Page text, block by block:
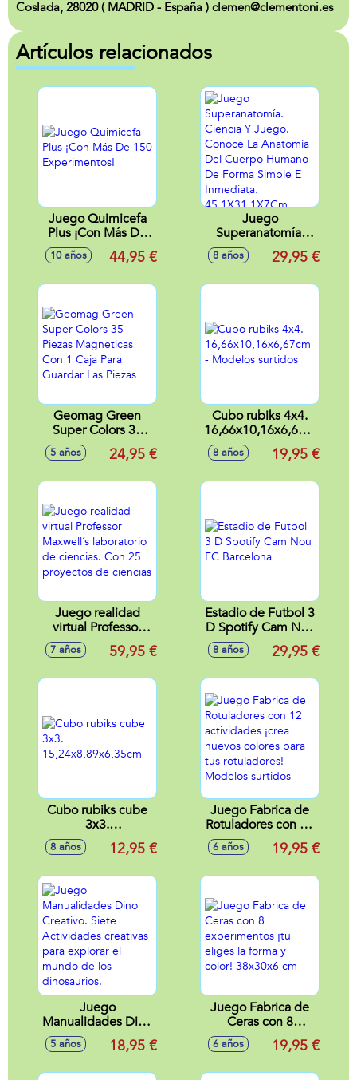
Coslada, 28020 ( MADRID - España ) clemen@clementoni.es
Artículos relacionados
Juego Quimicefa
Plus ¡Con Más De
150 Experimentos!
10 años 44,95 €
Juego
Superanatomía.
Ciencia Y Juego.
Conoce La
45,1X31,1X7Cm
8 años 29,95 €
Geomag Green
Super Colors 35
Piezas Magneticas
Con 1 Caja Para
5 años 24,95 €
Cubo rubiks 4x4.
16,66x10,16x6,67cm
- Modelos surtidos
8 años 19,95 €
Juego realidad
virtual Professor
Maxwell´s
laboratorio de
7 años 59,95 €
Estadio de Futbol 3
D Spotify Cam Nou
FC Barcelona
8 años 29,95 €
Cubo rubiks cube
3x3.
15,24x8,89x6,35cm
8 años 12,95 €
Juego Fabrica de
Rotuladores con 12
actividades ¡crea
nuevos colores
Modelos surtidos
6 años 19,95 €
Juego
Manualidades Dino
Creativo. Siete
Actividades
5 años 18,95 €
Juego Fabrica de
Ceras con 8
experimentos ¡tu
eliges la forma y
6 años 19,95 €